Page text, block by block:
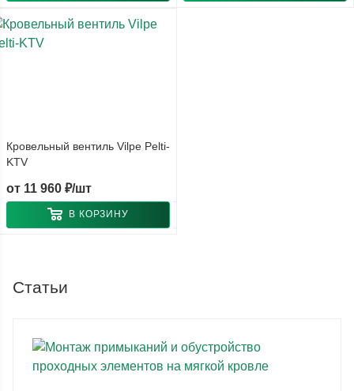
Кровельный вентиль Vilpe Pelti-
KTV
от 11 960 ₽/шт
В КОРЗИНУ
Статьи